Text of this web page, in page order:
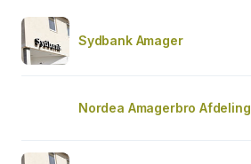
Sydbank Amager
Nordea Amagerbro Afdeling